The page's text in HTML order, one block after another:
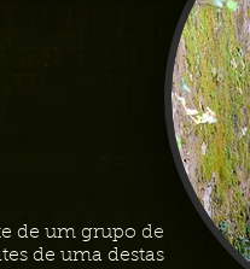
de um grupo de
de uma destas